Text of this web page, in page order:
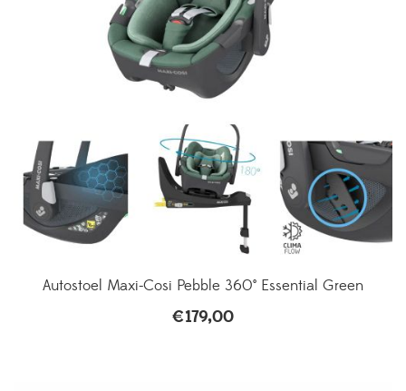
Autostoel Maxi-Cosi Pebble 360° Essential Green
€179,00